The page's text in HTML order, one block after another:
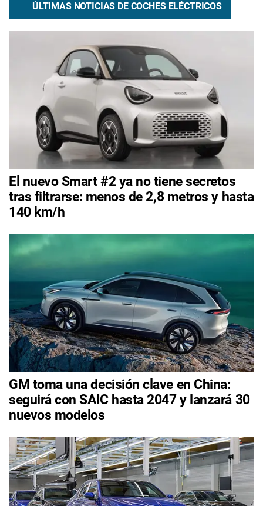
ÚLTIMAS NOTICIAS DE COCHES ELÉCTRICOS
El nuevo Smart #2 ya no tiene secretos
tras filtrarse: menos de 2,8 metros y hasta
140 km/h
GM toma una decisión clave en China:
seguirá con SAIC hasta 2047 y lanzará 30
nuevos modelos